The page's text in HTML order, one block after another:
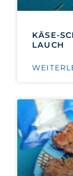
KÄSE-
LAUCH